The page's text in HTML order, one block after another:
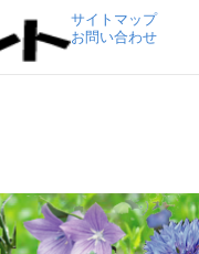
サイトマップ
お問い合わせ